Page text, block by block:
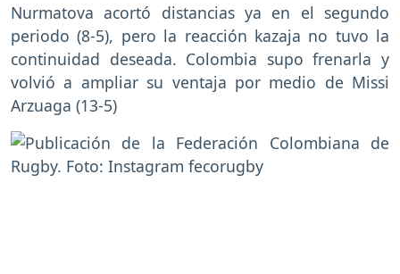
Nurmatova acortó distancias ya en el segundo
periodo (8-5), pero la reacción kazaja no tuvo la
continuidad deseada. Colombia supo frenarla y
volvió a ampliar su ventaja por medio de Missi
Arzuaga (13-5)